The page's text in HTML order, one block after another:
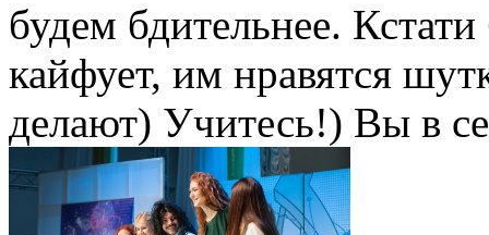
будем бдительнее.
кайфует, им нравятся
делают) Учитесь!) Вы в